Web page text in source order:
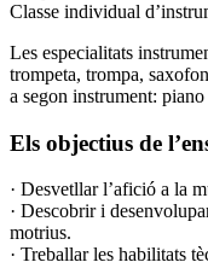
Classe individual
Les especialitats
trompeta, trompa,
a segon instrument:
Els objectius de
· Desvetllar l’afició a la
· Descobrir i
motrius.
· Treballar les habilitats